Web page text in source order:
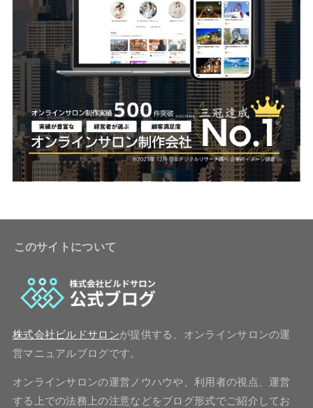
このサイトについて
株式会社ビルドサロンが提供する、オンラインサロンの運
営マニュアルブログです。
オンラインサロンの運営ノウハウや、利用者の視点、運営
する上での法務上の注意などをブログ形式でご紹介してお